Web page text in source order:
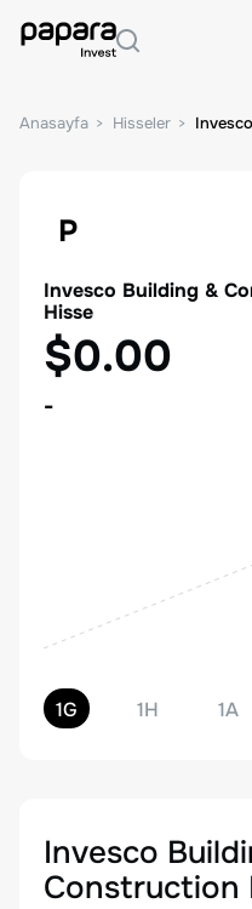
Anasayfa Hisseler
P
Invesco Building &
Hisse
$0.00
-
1G 1H 1A
Invesco
Construction